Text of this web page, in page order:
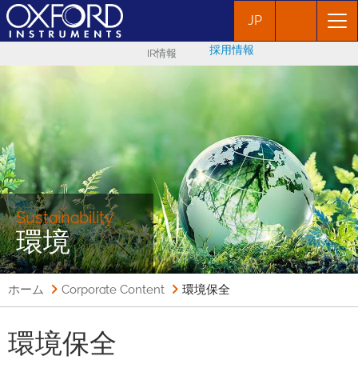
JP
IR情報 採用情報
Sustainability
環境
ホーム Corporate Content 環境保全
環境保全